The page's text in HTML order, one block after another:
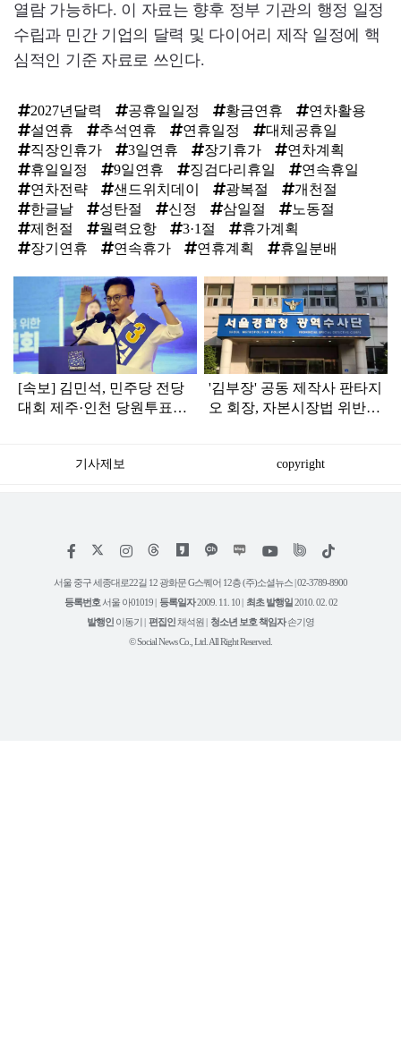
열람 가능하다. 이 자료는 향후 정부 기관의 행정 일정
수립과 민간 기업의 달력 및 다이어리 제작 일정에 핵
심적인 기준 자료로 쓰인다.
2027년달력 공휴일일정 황금연휴
연차활용
설연휴
추석연휴 연휴일정
대체공휴일
직장인휴가
3일연휴 장기휴가
연차계획
휴일일정
9일연휴 징검다리휴일
연속휴일
연차전략
샌드위치데이 광복절
개천절
한글날
성탄절 신정 삼일절
노동절
제헌절
월력요항 3·1절
휴가계획
장기연휴
연속휴가 연휴계획 휴일분배
인
[속보] 김민석, 민주당 전당
대회 제주·인천 당원투표서
'김부장' 공동 제작사 판타지
오 회장, 자본시장법 위반
기사제보 copyright
페
스
인
타
램
위
트
유
튜
틱
서울 중구 세종대로22길 12 광화문 G스퀘어 12층 (주)소셜뉴스 | 02-3789-8900
등록번호 서울 아01019 | 등록일자2009. 11. 10 | 최초 발행일2010. 02. 02
발행인 이동기 | 편집인채석원 | 청소년 보호 책임자손기영
© Social News Co., Ltd. All Right Reserved.